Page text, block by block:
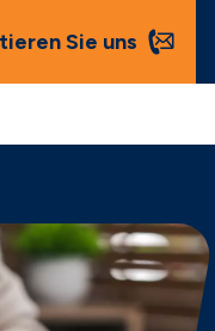
Sie uns